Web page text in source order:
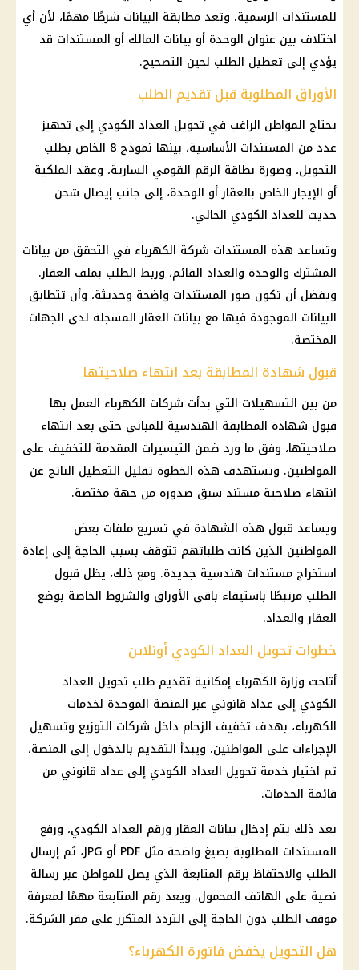
للمستندات الرسمية. وتعد مطابقة البيانات شرطًا مهمًا، لأن أي
اختلاف بين عنوان الوحدة أو بيانات المالك أو المستندات قد
يؤدي إلى تعطيل الطلب لحين التصحيح.
الأوراق المطلوبة قبل تقديم الطلب
يحتاج المواطن الراغب في تحويل العداد الكودي إلى تجهيز
عدد من المستندات الأساسية، بينها نموذج 8 الخاص بطلب
التحويل، وصورة بطاقة الرقم القومي السارية، وعقد الملكية
أو الإيجار الخاص بالعقار أو الوحدة، إلى جانب إيصال شحن
حديث للعداد الكودي الحالي.
وتساعد هذه المستندات شركة الكهرباء في التحقق من بيانات
المشترك والوحدة والعداد القائم، وربط الطلب بملف العقار.
ويفضل أن تكون صور المستندات واضحة وحديثة، وأن تتطابق
البيانات الموجودة فيها مع بيانات العقار المسجلة لدى الجهات
المختصة.
قبول شهادة المطابقة بعد انتهاء صلاحيتها
من بين التسهيلات التي بدأت شركات الكهرباء العمل بها
قبول شهادة المطابقة الهندسية للمباني حتى بعد انتهاء
صلاحيتها، وفق ما ورد ضمن التيسيرات المقدمة للتخفيف على
المواطنين. وتستهدف هذه الخطوة تقليل التعطيل الناتج عن
انتهاء صلاحية مستند سبق صدوره من جهة مختصة.
ويساعد قبول هذه الشهادة في تسريع ملفات بعض
المواطنين الذين كانت طلباتهم تتوقف بسبب الحاجة إلى إعادة
استخراج مستندات هندسية جديدة. ومع ذلك، يظل قبول
الطلب مرتبطًا باستيفاء باقي الأوراق والشروط الخاصة بوضع
العقار والعداد.
خطوات تحويل العداد الكودي أونلاين
أتاحت وزارة الكهرباء إمكانية تقديم طلب تحويل العداد
الكودي إلى عداد قانوني عبر المنصة الموحدة لخدمات
الكهرباء، بهدف تخفيف الزحام داخل شركات التوزيع وتسهيل
الإجراءات على المواطنين. ويبدأ التقديم بالدخول إلى المنصة،
ثم اختيار خدمة تحويل العداد الكودي إلى عداد قانوني من
قائمة الخدمات.
بعد ذلك يتم إدخال بيانات العقار ورقم العداد الكودي، ورفع
المستندات المطلوبة بصيغ واضحة مثل PDF أو JPG، ثم إرسال
الطلب والاحتفاظ برقم المتابعة الذي يصل للمواطن عبر رسالة
نصية على الهاتف المحمول. ويعد رقم المتابعة مهمًا لمعرفة
موقف الطلب دون الحاجة إلى التردد المتكرر على مقر الشركة.
هل التحويل يخفض فاتورة الكهرباء؟